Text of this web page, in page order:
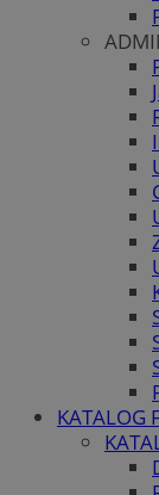
KATALOG